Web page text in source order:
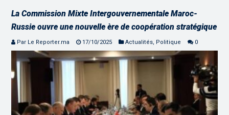
La Commission Mixte Intergouvernementale Maroc-
Russie ouvre une nouvelle ère de coopération stratégique
Par Le Reporter.ma 17/10/2025 Actualités, Politique 0